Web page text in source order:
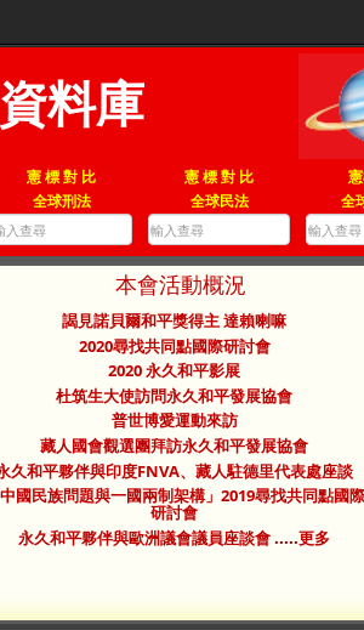
料庫
憲 標 對 比
全球刑法
憲 標 對 比
全球民法
全
本會活動概況
謁見諾貝爾和平獎得主 達賴喇嘛
2020尋找共同點國際研討會
2020 永久和平影展
杜筑生大使訪問永久和平發展協會
普世博愛運動來訪
藏人國會觀選團拜訪永久和平發展協會
久和平夥伴與印度FNVA、藏人駐德里代表處座談
中國民族問題與一國兩制架構」2019尋找共同點國際
研討會
永久和平夥伴與歐洲議會議員座談會.....更多